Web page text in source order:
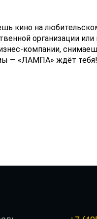
кино на
организации
компании,
— «ЛАМПА» ждёт тебя!